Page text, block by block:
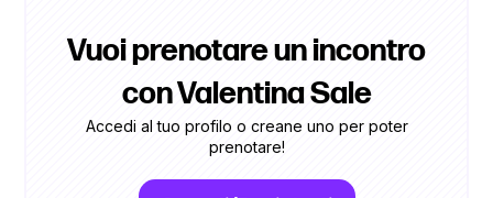
Vuoi prenotare un incontro
con Valentina Sale
Accedi al tuo profilo o creane uno per poter
prenotare!